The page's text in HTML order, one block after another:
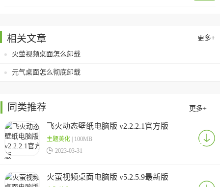
相关文章 更多+
火萤视频桌面怎么卸载
元气桌面怎么彻底卸载
同类推荐 更多+
飞火动态壁纸电脑版 v2.2.2.1官方版
主题美化| 100MB
 2023-03-31
火萤视频桌面电脑版 v5.2.5.9最新版